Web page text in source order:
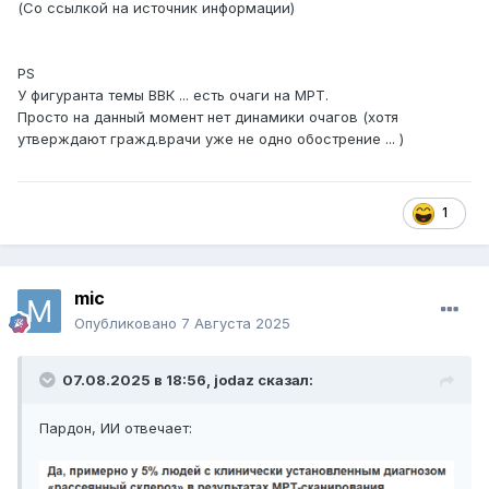
(Со ссылкой на источник информации)
PS
У фигуранта темы ВВК ... есть очаги на МРТ.
Просто на данный момент нет динамики очагов (хотя
утверждают гражд.врачи уже не одно обострение ... )
1
mic
Опубликовано 7 Августа 2025
07.08.2025 в 18:56, jodaz сказал:
Пардон, ИИ отвечает: